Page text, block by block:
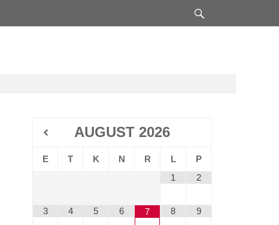
AUGUST 2026
E T K N R L
P
1
2
3 4 5 6 7 8 9